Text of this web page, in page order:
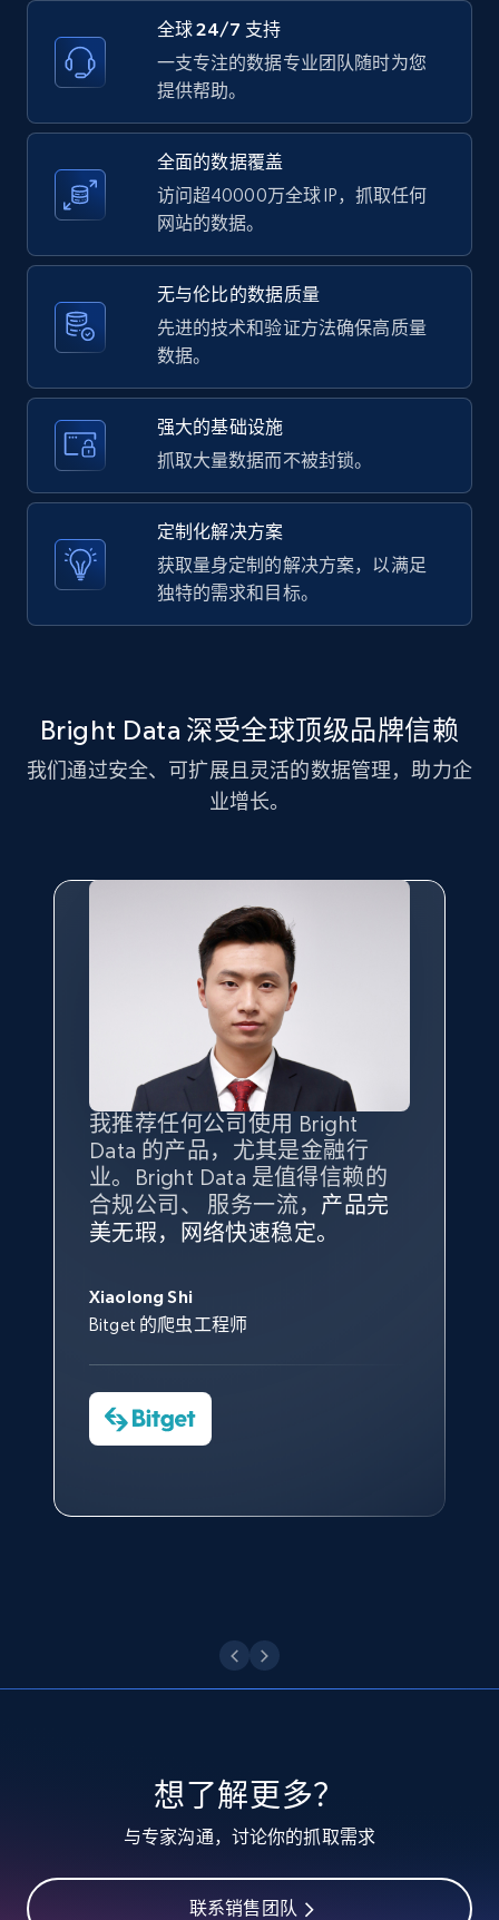
text, Date posted, and more.
11.3K+ 1.5K+
LinkedIn posts - Discover user's articles by
URL
URL, ID, User id, Use url, Title, Headline, Post
text, Date posted, and more.
11.3K+ 1.5K+
LinkedIn posts - Discover posts by Profile
text, Date posted, and more.
1.5K+
company URL
URL, ID, User id, Use url, Title, Headline, Post
text, Date posted, and more.
X (formerly Twitter) - Posts
ID, User posted, Name, Description, Date
posted, Photos, URL, Quoted post, and more.
10.3K+ 1.2K+ 注册使用
X (formerly Twitter) - Posts - Collecting
Twitter posts URLs
X (formerly Twitter) - Posts - Getting x
ID, User posted, Name, Description, Date
Like engagement rate, Bio link, Predicted lang,
8.3K+ 963+ 注册使用
全球 24/7 支持
一支专注的数据专业团队随时为您
提供帮助。
全面的数据覆盖
访问超40000万全球 IP，抓取任何
网站的数据。
无与伦比的数据质量
先进的技术和验证方法确保高质量
数据。
强大的基础设施
抓取大量数据而不被封锁。
定制化解决方案
获取量身定制的解决方案，以满足
独特的需求和目标。
Bright Data 深受全球顶级品牌信赖
我们通过安全、可扩展且灵活的数据管理，助力企
业增长。
我推荐任何公司使用 Bright
Data 的产品，尤其是金融行
业。Bright Data 是值得信赖的
合规公司、 服务一流， 产品完
美无瑕，网络快速稳定。
Xiaolong Shi
Bitget 的爬虫工程师
Bright Data 拥有自有代理基础
设施，助您持续获取网络数据。
帮助您轻松绕过烦人的验证码
（CAPTCHA）。
数据科学专家
根据我的使用体验，Bright Data
的服务价值不可估量。Bright
共网络数据以满足需求，并通过
其支持团队和开发团队，让我们
Charmagne Cruz
—— Shopee Philippines Inc. 报告与分析、
最重要的是拥有质量 最好、
最多的数据，而这正是 Bright
Data 和 tgndata 发挥作用的地
方。
tgndata 的首席执行官 (CEO)
我们对 Bright Data 的可靠性印
象深刻，对整体服务也非常满
沟通，他的协助对我们非常有帮
助。
Convert Group 的 CTO
我们对与 Bright Data 的合作感
到非常满意。各方面都很不错，
服务和支持团队也非常认可。
想了解更多？
与专家沟通，讨论你的抓取需求
联系销售团队